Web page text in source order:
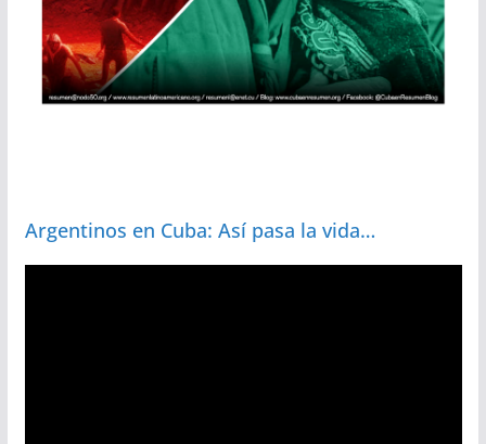
Argentinos en Cuba: Así pasa la vida…